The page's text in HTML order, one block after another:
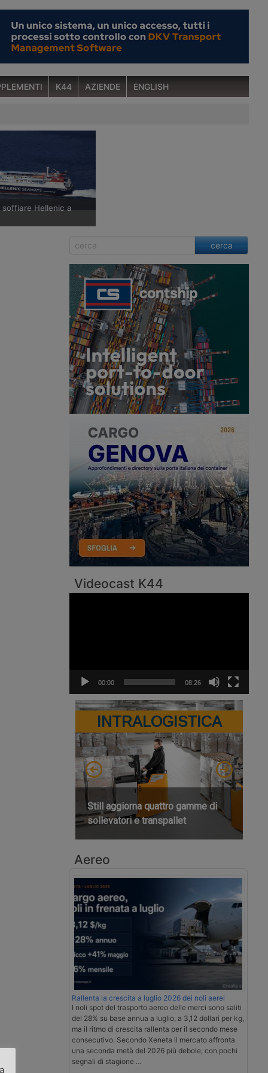
K44 AZIENDE ENGLISH
Hellenic a
così il controllo
Ma la decisione
cerca
Videocast K44
00:00 08:26
INTRALOGISTICA
Still aggiorna quattro gamme di
sollevatori e transpallet
Aereo
Rallenta la crescita a luglio 2026 dei noli aerei
I noli spot del trasporto aereo delle merci sono saliti
del 28% su base annua a luglio, a 3,12 dollari per kg,
ma il ritmo di crescita rallenta per il secondo mese
consecutivo. Secondo Xeneta il mercato affronta
una seconda metà del 2026 più debole, con pochi
segnali di stagione …